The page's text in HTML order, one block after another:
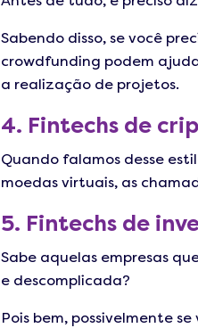
Sabendo disso, se você
crowdfunding podem
a realização de projetos.
4. Fintechs de
Quando falamos desse
moedas virtuais, as
5. Fintechs de
Sabe aquelas empresas
e descomplicada?
Pois bem, possivelmente